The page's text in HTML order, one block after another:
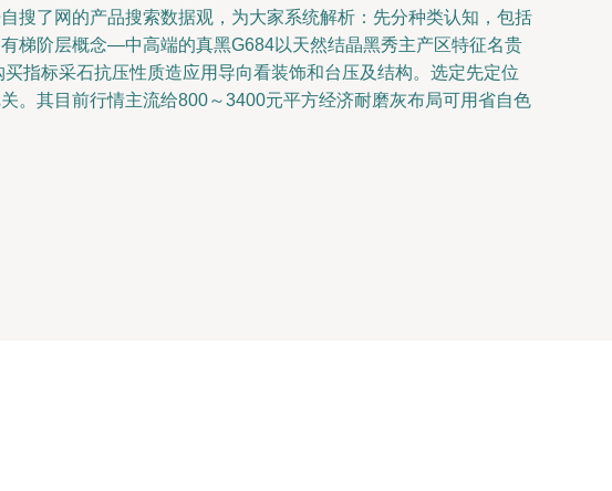
搜了网的产品搜索数据观，为大家系统解析：先分种类认知，包括
梯阶层概念—中高端的真黑G684以天然结晶黑秀主产区特征名贵
指标采石抗压性质造应用导向看装饰和台压及结构。选定先定位
。其目前行情主流给800～3400元平方经济耐磨灰布局可用省自色